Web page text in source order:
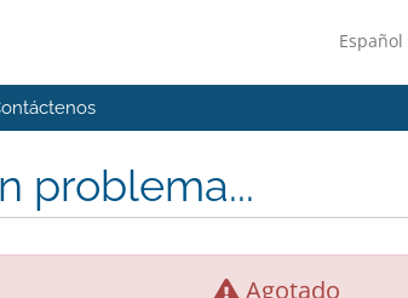
Español
problema...
Agotado